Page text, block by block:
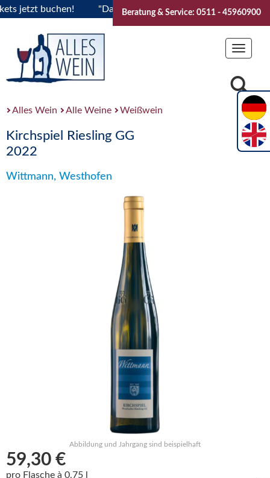
buchen! "Das Sommerfest 2026" Vive la
Beratung & Service: 0511 - 45960900
Toggle
Alles Wein Alle Weine Weißwein
Kirchspiel Riesling GG
2022
Wittmann, Westhofen
Abbildung und Jahrgang sind beispielhaft
59,30 €
pro Flasche à 0,75 l